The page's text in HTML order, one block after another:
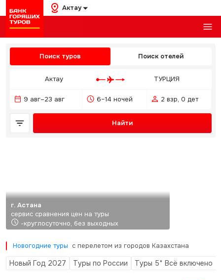
Актау
Поиск туров Поиск отелей
Актау ТУРЦИЯ
9 авг–23 авг 6–14 ночей 2 взр, 0 дет
Найти
г. Астана
сервис сравнения цен на туры
-круглосуточно, без выходных
Новогодние туры с перелетом из городов Казахстана
Новый Год 2027 Туры по России Туры 5* Всё включено